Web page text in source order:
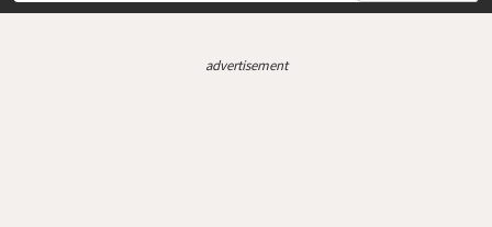
advertisement